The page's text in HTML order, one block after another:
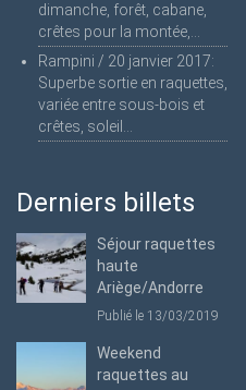
dimanche, forêt, cabane,
crêtes pour la montée,...
Rampini / 20 janvier 2017:
Superbe sortie en raquettes,
variée entre sous-bois et
crêtes, soleil...
Derniers billets
Séjour raquettes
haute
Ariège/Andorre
Publié le 13/03/2019
Weekend
raquettes au